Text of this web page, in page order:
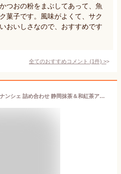
つおの粉をまぶしてあって、魚
菓子です。風味がよくて、サク
おいしさなので、おすすめです
全てのおすすめコメント (1件) >
敬老の日 プレゼント フィナンシェ 詰め合わせ 静岡抹茶＆和紅茶アールグレイフィナンシェ 8個入 焼き菓子 洋菓子 個包装 お菓子 抹茶スイーツ 内祝い お祝い お返し 出産内祝い 誕生日 送料無料